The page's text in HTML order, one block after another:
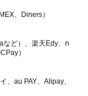
、Diners）
など）、楽天Edy、n
）
、au PAY、Alipay、